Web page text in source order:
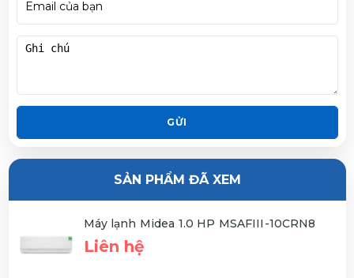
GỬI
SẢN PHẨM ĐÃ XEM
Máy lạnh Midea 1.0 HP MSAFIII-10CRN8
Liên hệ